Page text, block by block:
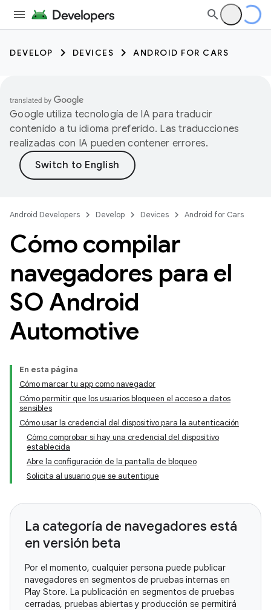
DEVELOP DEVICES ANDROID FOR CARS
Google utiliza tecnología de IA para traducir
contenido a tu idioma preferido. Las traducciones
realizadas con IA pueden contener errores.
Android Developers Develop Devices Android for Cars
Cómo compilar
navegadores para el
SO Android
Automotive
En esta página
Cómo marcar tu app como navegador
Cómo permitir que los usuarios bloqueen el acceso a datos
sensibles
Cómo usar la credencial del dispositivo para la autenticación
Cómo comprobar si hay una credencial del dispositivo
establecida
Abre la configuración de la pantalla de bloqueo
Solicita al usuario que se autentique
La categoría de navegadores está
en versión beta
Por el momento, cualquier persona puede publicar
navegadores en segmentos de pruebas internas en
Play Store. La publicación en segmentos de pruebas
cerradas, pruebas abiertas y producción se permitirá